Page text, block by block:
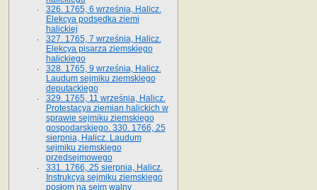
326. 1765, 6 września, Halicz.
Elekcya podsędka ziemi
halickiej
327. 1765, 7 września, Halicz.
Elekcya pisarza ziemskiego
halickiego
328. 1765, 9 września, Halicz.
Laudum sejmiku ziemskiego
deputackiego
329. 1765, 11 września, Halicz.
Protestacya ziemian halickich w
sprawie sejmiku ziemskiego
gospodarskiego. 330. 1766, 25
sierpnia, Halicz. Laudum
sejmiku ziemskiego
przedsejmowego
331. 1766, 25 sierpnia, Halicz.
Instrukcya sejmiku ziemskiego
posłom na sejm walny